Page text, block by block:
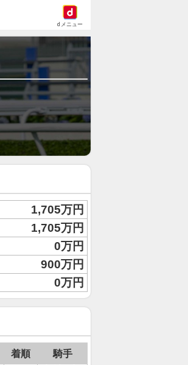
dメニュー
1,705万円
1,705万円
0万円
900万円
0万円
着順 騎手